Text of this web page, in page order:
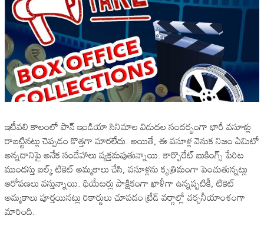
ఇటీవలి కాలంలో పాన్ ఇండియా సినిమాల విడుదల సందర్భంగా భారీ వసూళ్లు
రాబట్టినట్లు చెప్పడం కొత్తగా మారలేదు. అయితే, ఈ వసూళ్ల వెనుక నిజం ఏమిటో
అన్నదానిపై అనేక సందేహాలు వ్యక్తమవుతున్నాయి. కార్పొరేట్ బుకింగ్స్ పేరిట
ముందస్తు బల్క్ టికెట్ అమ్మకాలు చేసి, వసూళ్లను కృత్రిమంగా పెంచుతున్నట్లు
ఆరోపణలు వస్తున్నాయి. థియేటర్లు పాక్షికంగా ఖాళీగా ఉన్నప్పటికీ, టికెట్
అమ్మకాలు పూర్తయినట్లు రికార్డులు చూపడం ట్రేడ్ వర్గాల్లో చర్చనీయాంశంగా
మారింది.